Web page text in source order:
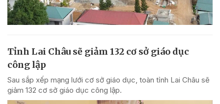
Tỉnh Lai Châu sẽ giảm 132 cơ sở giáo dục
công lập
Sau sắp xếp mạng lưới cơ sở giáo dục, toàn tỉnh Lai Châu sẽ
giảm 132 cơ sở giáo dục công lập.